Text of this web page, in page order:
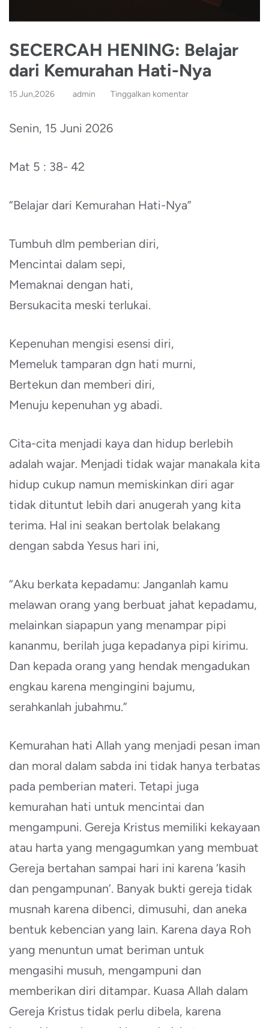
SECERCAH HENING: Belajar
dari Kemurahan Hati-Nya
15 Jun,2026 admin Tinggalkan komentar
Senin, 15 Juni 2026
Mat 5 : 38- 42
“Belajar dari Kemurahan Hati-Nya”
Tumbuh dlm pemberian diri,
Mencintai dalam sepi,
Memaknai dengan hati,
Bersukacita meski terlukai.
Kepenuhan mengisi esensi diri,
Memeluk tamparan dgn hati murni,
Bertekun dan memberi diri,
Menuju kepenuhan yg abadi.
Cita-cita menjadi kaya dan hidup berlebih
adalah wajar. Menjadi tidak wajar manakala kita
hidup cukup namun memiskinkan diri agar
tidak dituntut lebih dari anugerah yang kita
terima. Hal ini seakan bertolak belakang
dengan sabda Yesus hari ini,
“Aku berkata kepadamu: Janganlah kamu
melawan orang yang berbuat jahat kepadamu,
melainkan siapapun yang menampar pipi
kananmu, berilah juga kepadanya pipi kirimu.
Dan kepada orang yang hendak mengadukan
engkau karena mengingini bajumu,
serahkanlah jubahmu.”
Kemurahan hati Allah yang menjadi pesan iman
dan moral dalam sabda ini tidak hanya terbatas
pada pemberian materi. Tetapi juga
kemurahan hati untuk mencintai dan
mengampuni. Gereja Kristus memiliki kekayaan
atau harta yang mengagumkan yang membuat
Gereja bertahan sampai hari ini karena ‘kasih
dan pengampunan’. Banyak bukti gereja tidak
musnah karena dibenci, dimusuhi, dan aneka
bentuk kebencian yang lain. Karena daya Roh
yang menuntun umat beriman untuk
mengasihi musuh, mengampuni dan
memberikan diri ditampar. Kuasa Allah dalam
Gereja Kristus tidak perlu dibela, karena